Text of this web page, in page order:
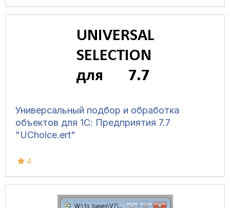
Универсальный подбор и обработка
объектов для 1С: Предприятия 7.7
"UChoice.ert"
4